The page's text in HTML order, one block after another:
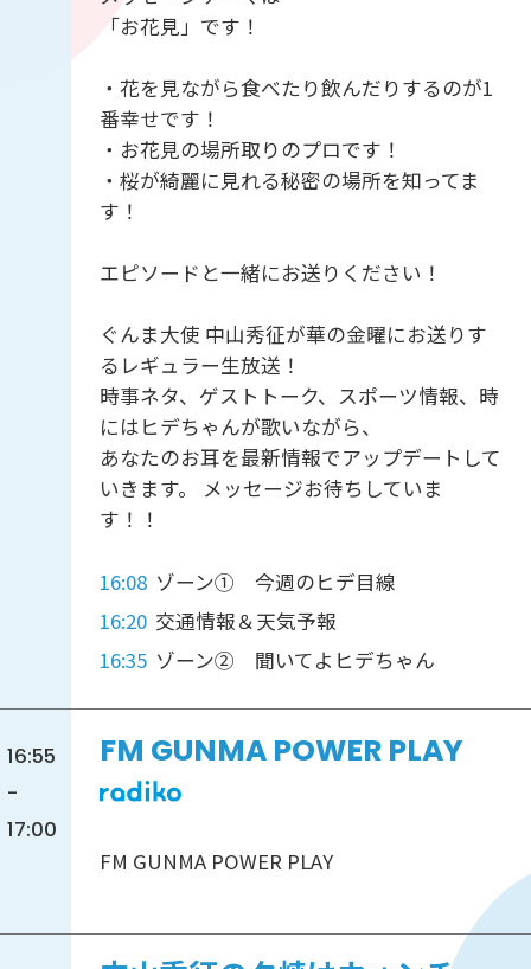
「お花見」です！
・花を見ながら食べたり飲んだりするのが1
番幸せです！
・お花見の場所取りのプロです！
・桜が綺麗に見れる秘密の場所を知ってま
す！
エピソードと一緒にお送りください！
ぐんま大使 中山秀征が華の金曜にお送りす
るレギュラー生放送！
時事ネタ、ゲストトーク、スポーツ情報、時
にはヒデちゃんが歌いながら、
あなたのお耳を最新情報でアップデートして
いきます。 メッセージお待ちしていま
す！！
16:08 ゾーン① 今週のヒデ目線
16:20 交通情報＆天気予報
16:35 ゾーン② 聞いてよヒデちゃん
16:55
-
17:00
FM GUNMA POWER PLAY
FM GUNMA POWER PLAY